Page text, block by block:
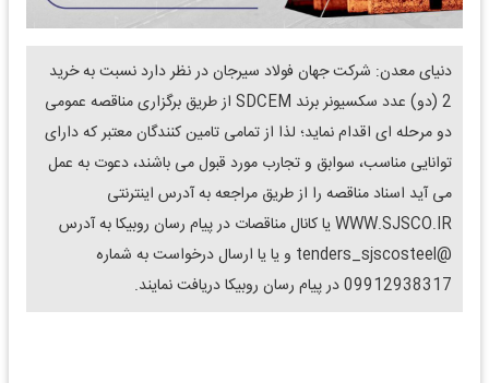
دنیای معدن: شرکت جهان فولاد سیرجان در نظر دارد نسبت به خرید
2 (دو) عدد سکسیونر برند SDCEM از طریق برگزاری مناقصه عمومی
دو مرحله ای اقدام نماید؛ لذا از تمامی تامین کنندگان معتبر که دارای
توانایی مناسب، سوابق و تجارب مورد قبول می باشند، دعوت به عمل
می آید اسناد مناقصه را از طریق مراجعه به آدرس اینترنتی
WWW.SJSCO.IR یا کانال مناقصات در پیام رسان روبیکا به آدرس
@tenders_sjscosteel و یا یا ارسال درخواست به شماره
09912938317 در پیام رسان روبیکا دریافت نمایند.